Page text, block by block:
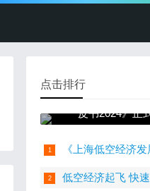
点击排行
《上海低空经济
皮书2024》正
《上海低空经济发展白皮
低空经济起飞 快